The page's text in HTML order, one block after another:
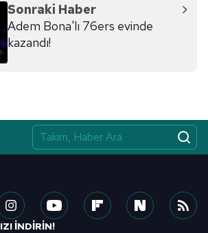
Sonraki Haber
Adem Bona'lı 76ers evinde
kazandı!
İNDİRİN!